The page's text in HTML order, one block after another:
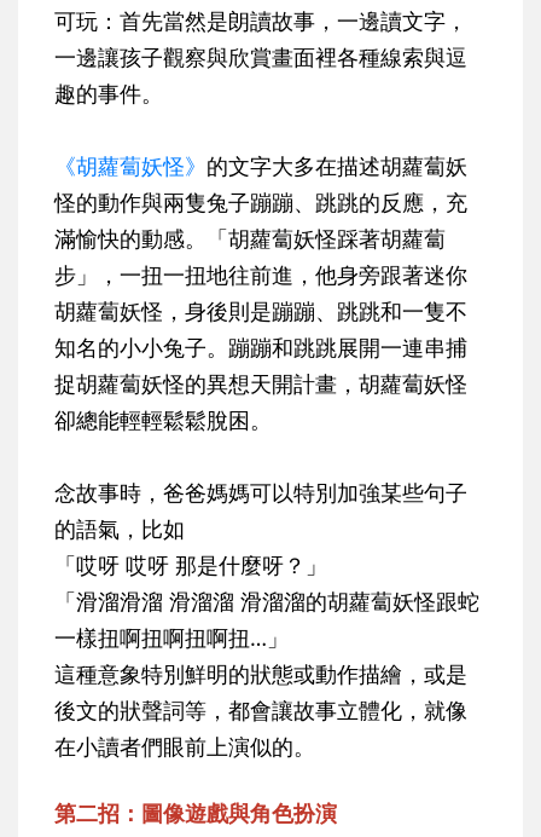
可玩：首先當然是朗讀故事，一邊讀文字，
一邊讓孩子觀察與欣賞畫面裡各種線索與逗
趣的事件。
《胡蘿蔔妖怪》 的文字大多在描述胡蘿蔔妖
怪的動作與兩隻兔子蹦蹦、跳跳的反應，充
滿愉快的動感。「胡蘿蔔妖怪踩著胡蘿蔔
步」，一扭一扭地往前進，他身旁跟著迷你
胡蘿蔔妖怪，身後則是蹦蹦、跳跳和一隻不
知名的小小兔子。蹦蹦和跳跳展開一連串捕
捉胡蘿蔔妖怪的異想天開計畫，胡蘿蔔妖怪
卻總能輕輕鬆鬆脫困。
念故事時，爸爸媽媽可以特別加強某些句子
的語氣，比如
「哎呀 哎呀 那是什麼呀？」
「滑溜滑溜 滑溜溜 滑溜溜的胡蘿蔔妖怪跟蛇
一樣扭啊扭啊扭啊扭…」
這種意象特別鮮明的狀態或動作描繪，或是
後文的狀聲詞等，都會讓故事立體化，就像
在小讀者們眼前上演似的。
第二招：圖像遊戲與角色扮演